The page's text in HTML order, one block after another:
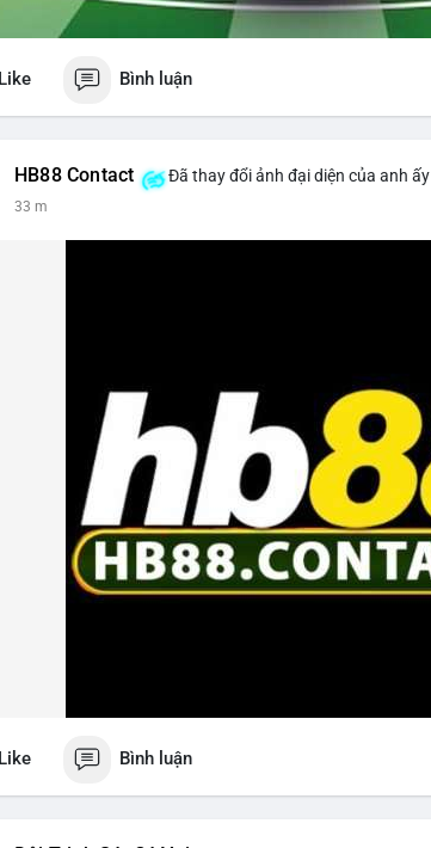
Like Bình luận
HB88 Contact Đã thay đổi ảnh đại diện của anh ấy
33 m
Like Bình luận